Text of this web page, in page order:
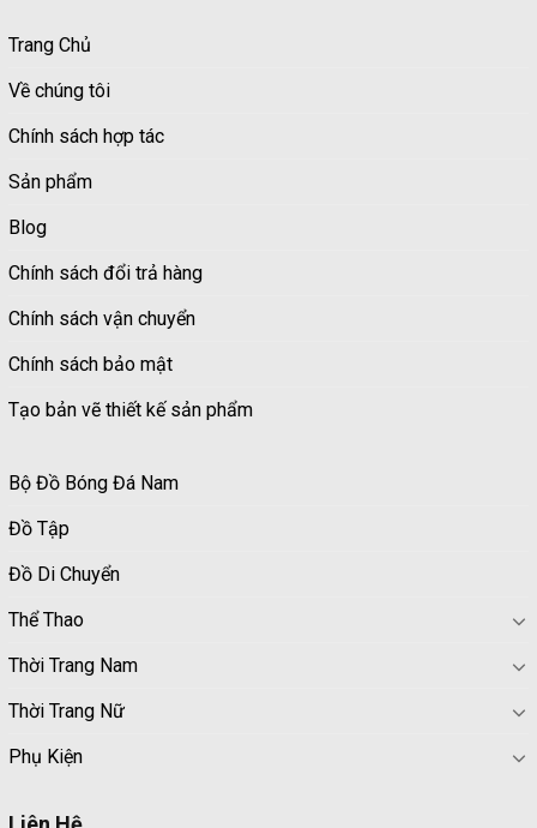
Trang Chủ
Về chúng tôi
Chính sách hợp tác
Sản phẩm
Blog
Chính sách đổi trả hàng
Chính sách vận chuyển
Chính sách bảo mật
Tạo bản vẽ thiết kế sản phẩm
Bộ Đồ Bóng Đá Nam
Đồ Tập
Đồ Di Chuyển
Thể Thao
Thời Trang Nam
Thời Trang Nữ
Phụ Kiện